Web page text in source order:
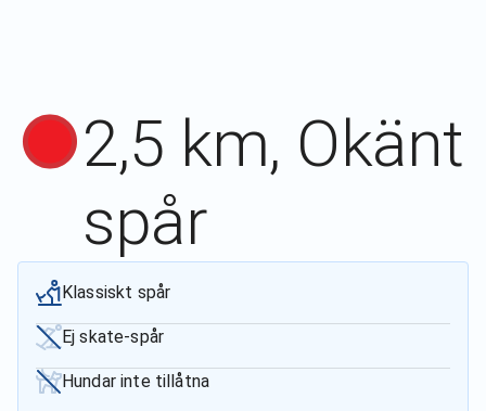
2,5 km, Okänt
spår
Klassiskt spår
Ej skate-spår
Hundar inte tillåtna